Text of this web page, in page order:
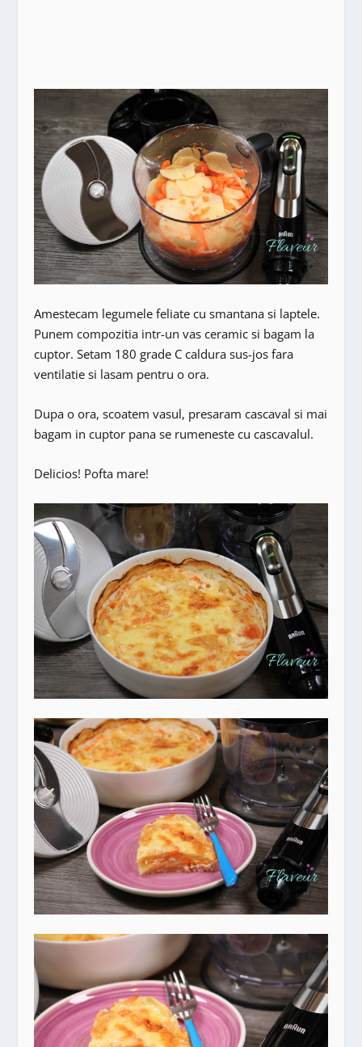
Amestecam legumele feliate cu smantana si laptele.
Punem compozitia intr-un vas ceramic si bagam la
cuptor. Setam 180 grade C caldura sus-jos fara
ventilatie si lasam pentru o ora.
Dupa o ora, scoatem vasul, presaram cascaval si mai
bagam in cuptor pana se rumeneste cu cascavalul.
Delicios! Pofta mare!